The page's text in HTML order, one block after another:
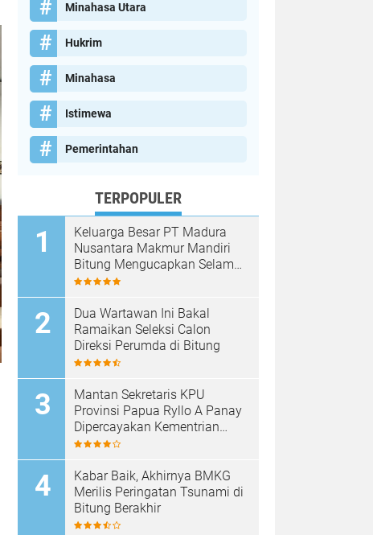
Minahasa Utara
Hukrim
Minahasa
Istimewa
Pemerintahan
TERPOPULER
Keluarga Besar PT Madura
Nusantara Makmur Mandiri
Bitung Mengucapkan Selamat
HUT Bhayangkara ke-80
Dua Wartawan Ini Bakal
Ramaikan Seleksi Calon
Direksi Perumda di Bitung
Mantan Sekretaris KPU
Provinsi Papua Ryllo A Panay
Dipercayakan Kementrian
ESDM RI Menjabat Direktur
Bukti
Kabar Baik, Akhirnya BMKG
Merilis Peringatan Tsunami di
Bitung Berakhir